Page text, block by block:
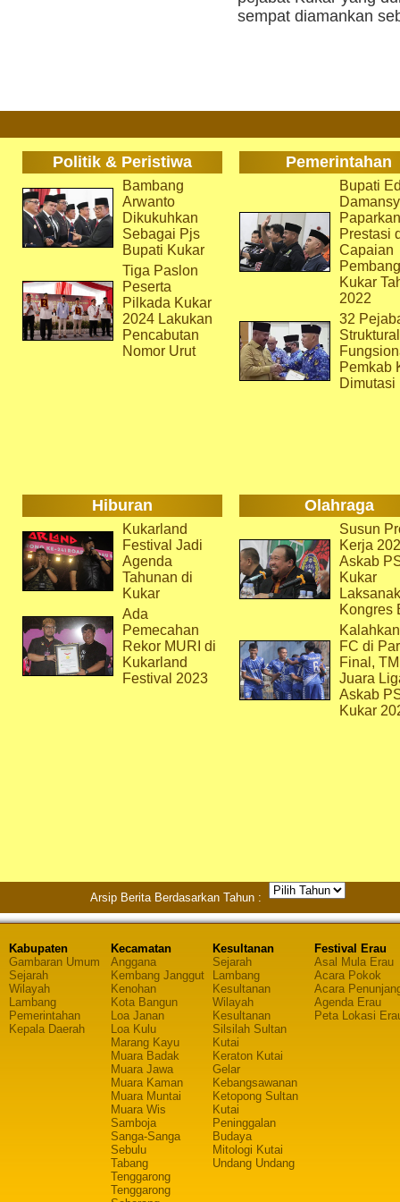
sempat diamankan
Politik & Peristiwa Pemerintahan
Bambang
Arwanto
Dikukuhkan
Sebagai Pjs
Bupati Kukar
Tiga Paslon
Peserta
Pilkada Kukar
2024 Lakukan
Pencabutan
Nomor Urut
Bupati
Paparkan
Prestasi
Capaian
Kukar
2022
32
Pemkab
Dimutasi
Hiburan Olahraga
Kukarland
Festival Jadi
Agenda
Tahunan di
Kukar
Ada
Pemecahan
Rekor MURI di
Kukarland
Festival 2023
Susun
Kerja
Askab
Kukar
Kongres
FC di
Final,
Juara
Askab
Kukar
Arsip Berita Berdasarkan Tahun :
Kabupaten
Gambaran Umum
Sejarah
Wilayah
Lambang
Pemerintahan
Kepala Daerah
Kecamatan
Anggana
Kembang Janggut
Kenohan
Kota Bangun
Loa Janan
Loa Kulu
Marang Kayu
Muara Badak
Muara Jawa
Muara Kaman
Muara Muntai
Muara Wis
Samboja
Sanga-Sanga
Sebulu
Tabang
Tenggarong
Tenggarong
Kesultanan
Sejarah
Lambang
Kesultanan
Wilayah
Kesultanan
Silsilah Sultan
Kutai
Keraton Kutai
Gelar
Kebangsawanan
Ketopong Sultan
Kutai
Peninggalan
Budaya
Mitologi Kutai
Undang Undang
Festival Erau
Asal Mula Erau
Acara Pokok
Acara
Agenda Erau
Peta Lokasi